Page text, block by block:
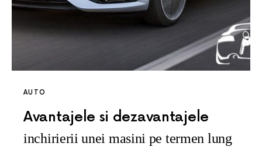
AUTO
Avantajele si dezavantajele
inchirierii unei masini pe termen lung